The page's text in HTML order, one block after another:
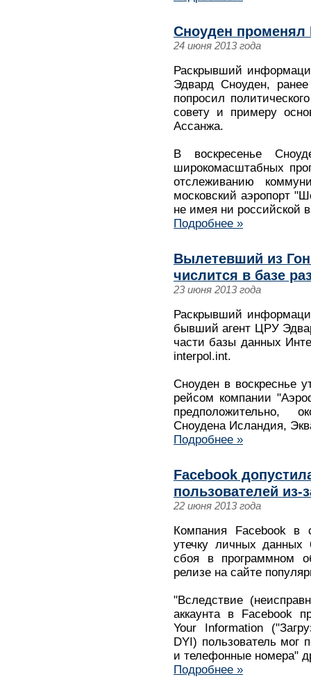
Сноуден променял
24 июня 2013 года
Раскрывший
Эдвард Сноуден,
попросил
совету и примеру
Ассанжа.
В воскресенье
широкомасштабных
отслеживанию
московский аэропорт
не имея ни российской
Подробнее »
Вылетевший из
числится в базе
23 июня 2013 года
Раскрывший
бывший агент ЦРУ
части базы данных
interpol.int.
Сноуден в воскреснье
рейсом компании
предположительно,
Сноудена Исландия,
Подробнее »
Facebook
пользователей
22 июня 2013 года
Компания Facebook в
утечку личных данных
сбоя в программном
релизе на сайте
"Вследствие
аккаунта в Facebook
Your Information
DYI) пользователь мог
и телефонные номера"
Подробнее »